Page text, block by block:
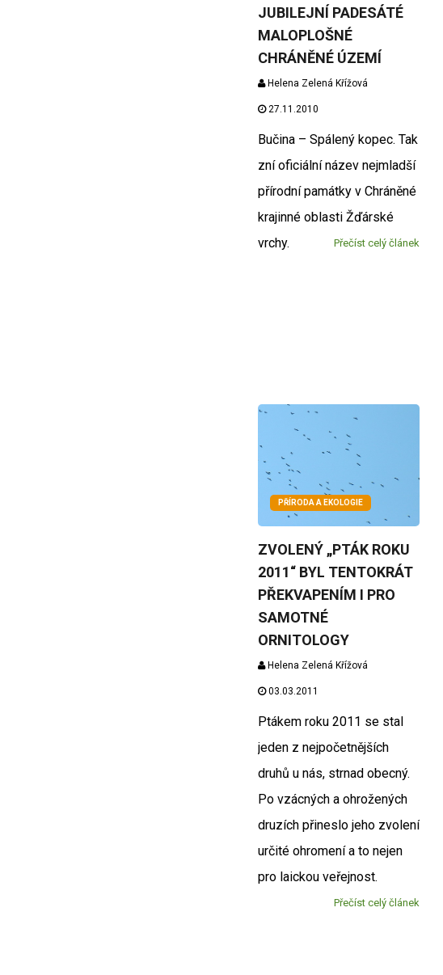
JUBILEJNÍ PADESÁTÉ
MALOPLOŠNÉ
CHRÁNĚNÉ ÚZEMÍ
Helena Zelená Křížová
27.11.2010
Bučina – Spálený kopec. Tak
zní oficiální název nejmladší
přírodní památky v Chráněné
krajinné oblasti Žďárské
vrchy.
Přečíst celý článek
PŘÍRODA A EKOLOGIE
ZVOLENÝ „PTÁK ROKU
2011“ BYL TENTOKRÁT
PŘEKVAPENÍM I PRO
SAMOTNÉ
ORNITOLOGY
Helena Zelená Křížová
03.03.2011
Ptákem roku 2011 se stal
jeden z nejpočetnějších
druhů u nás, strnad obecný.
Po vzácných a ohrožených
druzích přineslo jeho zvolení
určité ohromení a to nejen
pro laickou veřejnost.
Přečíst celý článek